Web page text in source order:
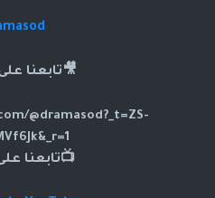
🎥تابعنا
@dramasod?_t=ZS-
📺تابعنا